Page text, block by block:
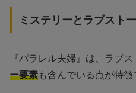
ミステリーとラブスト
『パラレル夫婦』は、ラブ
ー要素も含んでいる点が特徴